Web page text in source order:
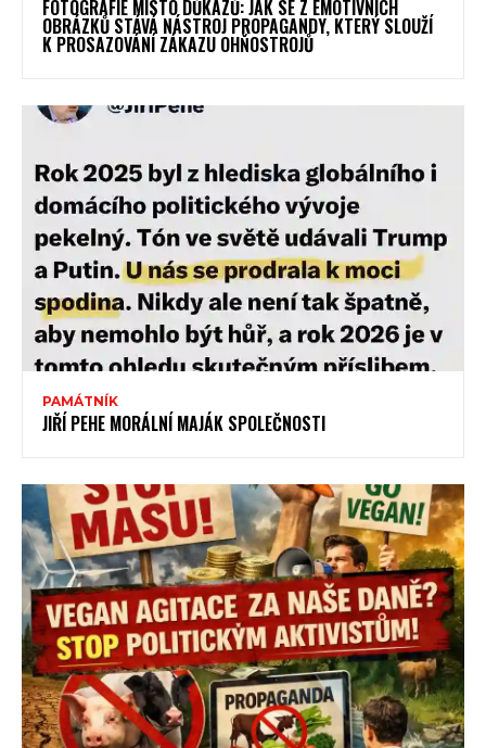
FOTOGRAFIE MÍSTO DŮKAZŮ: JAK SE Z EMOTIVNÍCH
OBRÁZKŮ STÁVÁ NÁSTROJ PROPAGANDY, KTERÝ SLOUŽÍ
K PROSAZOVÁNÍ ZÁKAZU OHŇOSTROJŮ
PAMÁTNÍK
JIŘÍ PEHE MORÁLNÍ MAJÁK SPOLEČNOSTI